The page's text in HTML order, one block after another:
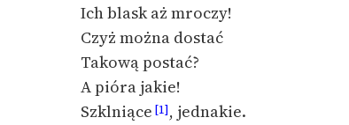
Ich blask aż mroczy!
Czyż można dostać
Takową postać?
A pióra jakie!
Szklniące [1], jednakie.